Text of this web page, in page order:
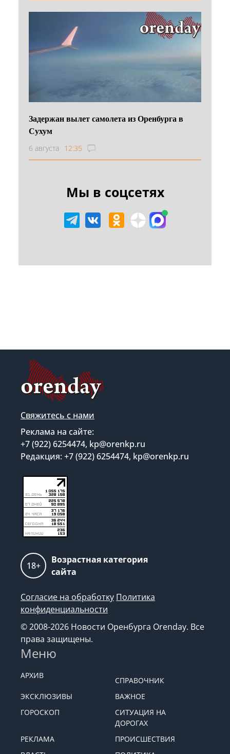
Задержан вылет самолета из Оренбурга в
Сухум
6 августа 12:35
Мы в соцсетях
Свяжитесь с нами
Реклама на сайте:
+7 (922) 6254474, kp@orenkp.ru
Редакция: +7 (922) 6254474, kp@orenkp.ru
18+
Возрастная категория
сайта
Согласие на обработку Политика
конфиденциальности
© 2008-2026 Новости Оренбурга Orenday. Все
права защищены.
Меню
АРХИВ
СПРАВОЧНИК
ЭКСКЛЮЗИВЫ
ВАЖНОЕ
ГОРОСКОП
СИТУАЦИЯ НА
ДОРОГАХ
РЕКЛАМА
ПРОИСШЕСТВИЯ